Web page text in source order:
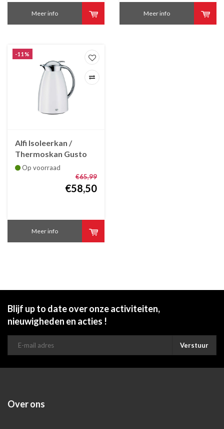
Meer info Meer info
-11%
Alfi Isoleerkan /
Thermoskan Gusto
alpenwit 0.65 L
Op voorraad
€65,99
€58,50
Meer info
Blijf up to date over onze activiteiten,
nieuwigheden en acties !
Verstuur
Over ons